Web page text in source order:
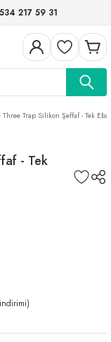
217 59 31
Trap Silikon Şeffaf - Tek Ebat
- Tek